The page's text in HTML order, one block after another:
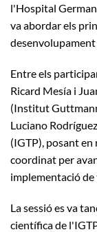
l'Hospital
va abordar els
desenvolupament
Entre els
Ricard Mesía i
(Institut
Luciano
(IGTP), posant
coordinat per
implementació de
La sessió es va
científica de